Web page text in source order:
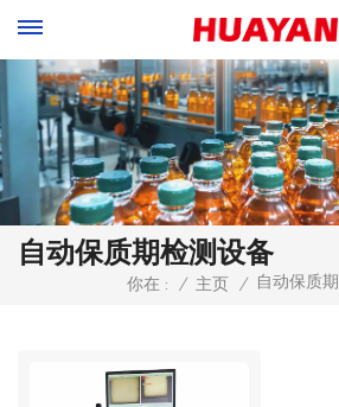
自动保质期检测设备
你在 : / 主页 / 自动保质